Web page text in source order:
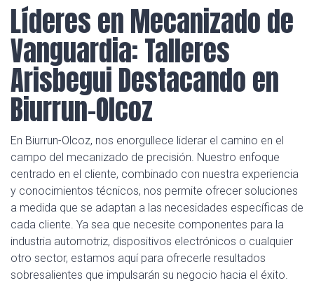
Líderes en Mecanizado de
Vanguardia: Talleres
Arisbegui Destacando en
Biurrun-Olcoz
En Biurrun-Olcoz, nos enorgullece liderar el camino en el
campo del mecanizado de precisión. Nuestro enfoque
centrado en el cliente, combinado con nuestra experiencia
y conocimientos técnicos, nos permite ofrecer soluciones
a medida que se adaptan a las necesidades específicas de
cada cliente. Ya sea que necesite componentes para la
industria automotriz, dispositivos electrónicos o cualquier
otro sector, estamos aquí para ofrecerle resultados
sobresalientes que impulsarán su negocio hacia el éxito.